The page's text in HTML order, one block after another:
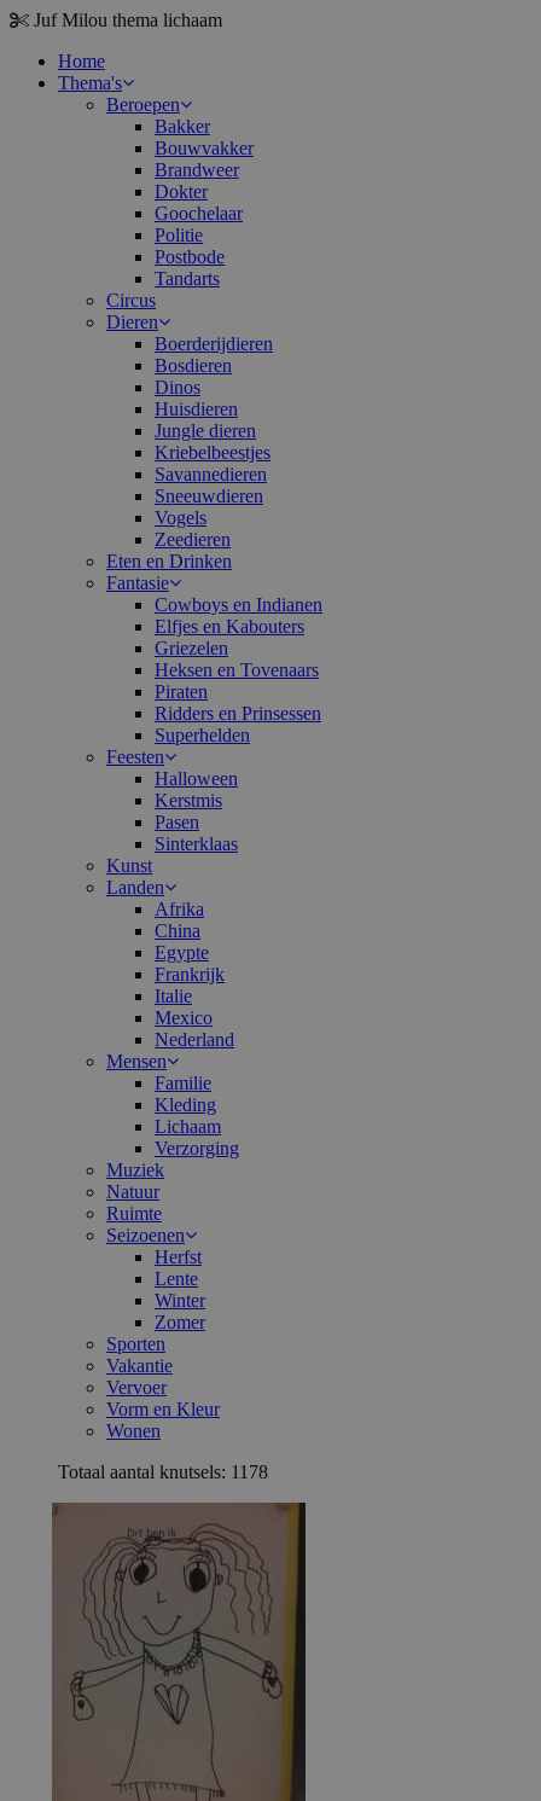
Juf Milou thema lichaam
Home
Thema's
Beroepen
Bakker
Bouwvakker
Brandweer
Dokter
Goochelaar
Politie
Postbode
Tandarts
Circus
Dieren
Boerderijdieren
Bosdieren
Dinos
Huisdieren
Jungle dieren
Kriebelbeestjes
Savannedieren
Sneeuwdieren
Vogels
Zeedieren
Eten en Drinken
Fantasie
Cowboys en Indianen
Elfjes en Kabouters
Griezelen
Heksen en Tovenaars
Piraten
Ridders en Prinsessen
Superhelden
Feesten
Halloween
Kerstmis
Pasen
Sinterklaas
Kunst
Landen
Afrika
China
Egypte
Frankrijk
Italie
Mexico
Nederland
Mensen
Familie
Kleding
Lichaam
Verzorging
Muziek
Natuur
Ruimte
Seizoenen
Herfst
Lente
Winter
Zomer
Sporten
Vakantie
Vervoer
Vorm en Kleur
Wonen
Totaal aantal knutsels: 1178